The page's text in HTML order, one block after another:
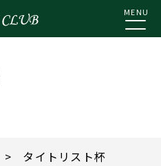
MENU
> タイトリスト杯